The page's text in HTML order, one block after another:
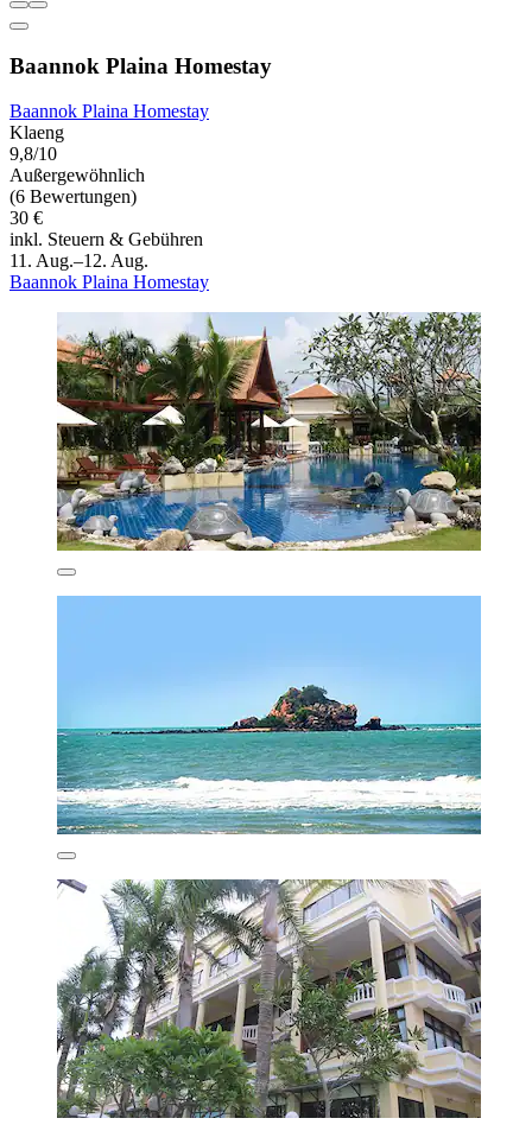
Baannok Plaina Homestay
Baannok Plaina Homestay
Klaeng
9,8/10
Außergewöhnlich
(6 Bewertungen)
30 €
inkl. Steuern & Gebühren
11. Aug.–12. Aug.
Baannok Plaina Homestay